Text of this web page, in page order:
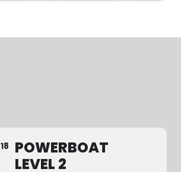
18 POWERBOAT
LEVEL 2